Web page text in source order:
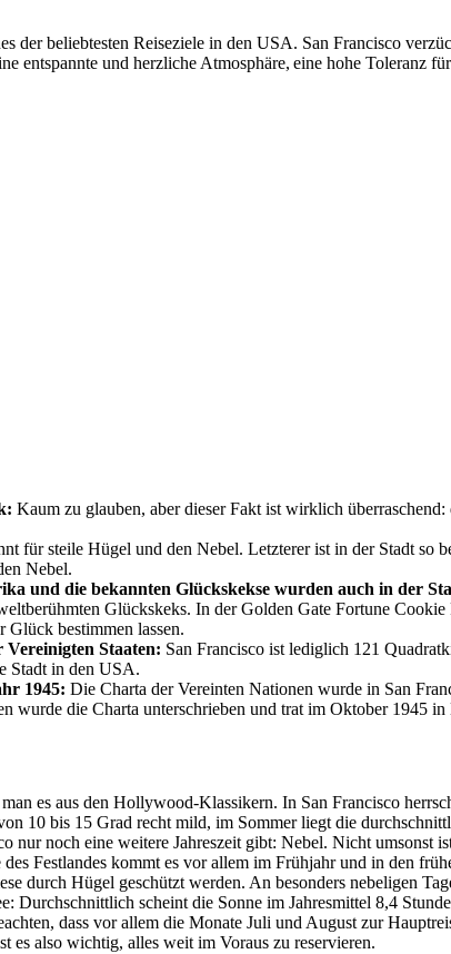
der beliebtesten Reiseziele in den USA. San Francisco
entspannte und herzliche Atmosphäre, eine hohe
Kaum zu glauben, aber dieser Fakt ist wirklich
für steile Hügel und den Nebel. Letzterer ist in der Stadt so
Nebel.
und die bekannten Glückskekse wurden auch in der
Glückskeks. In der Golden Gate Fortune
Glück bestimmen lassen.
Vereinigten Staaten: San Francisco ist lediglich 121
Stadt in den USA.
1945: Die Charta der Vereinten Nationen wurde in San
wurde die Charta unterschrieben und trat im Oktober 1945
es aus den Hollywood-Klassikern. In San Francisco
10 bis 15 Grad recht mild, im Sommer liegt die
nur noch eine weitere Jahreszeit gibt: Nebel. Nicht umsonst
Festlandes kommt es vor allem im Frühjahr und in den
durch Hügel geschützt werden. An besonders nebeligen
Durchschnittlich scheint die Sonne im Jahresmittel 8,4
dass vor allem die Monate Juli und August zur
es also wichtig, alles weit im Voraus zu reservieren.